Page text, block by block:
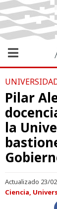
Pilar
la
Actualizado 23/
Ciencia,